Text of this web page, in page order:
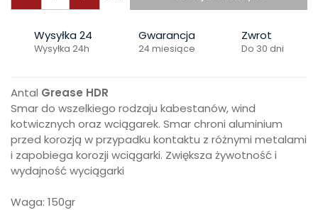
Wysyłka 24
Wysyłka 24h
Gwarancja
24 miesiące
Zwrot
Do 30 dni
Antal Grease HDR
Smar do wszelkiego rodzaju kabestanów, wind
kotwicznych oraz wciągarek. Smar chroni aluminium
przed korozją w przypadku kontaktu z różnymi metalami
i zapobiega korozji wciągarki. Zwiększa żywotność i
wydajność wyciągarki
Waga: 150gr